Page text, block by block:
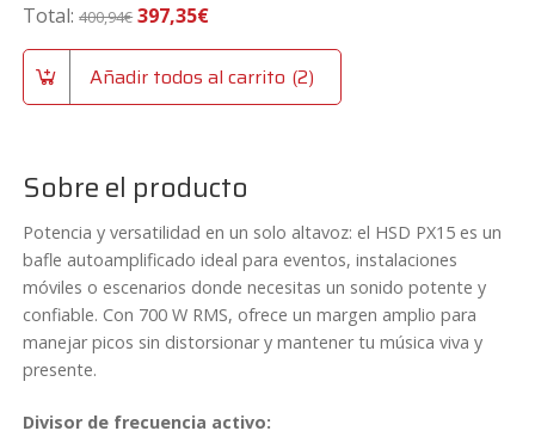
o
t
r
í
p
o
p
23,94€.
Total:400,94€ 397,35€
Añadir todos al carrito 2
Sobre el producto
Potencia y versatilidad en un solo altavoz: el HSD PX15 es un
bafle autoamplificado ideal para eventos, instalaciones
móviles o escenarios donde necesitas un sonido potente y
confiable. Con 700 W RMS, ofrece un margen amplio para
manejar picos sin distorsionar y mantener tu música viva y
presente.
Divisor de frecuencia activo: